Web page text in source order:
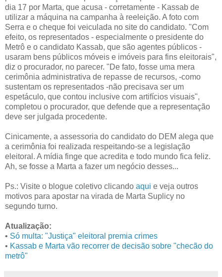
dia 17 por Marta, que acusa - corretamente - Kassab de
utilizar a máquina na campanha à reeleição. A foto com
Serra e o cheque foi veiculada no site do candidato. "Com
efeito, os representados - especialmente o presidente do
Metrô e o candidato Kassab, que são agentes públicos -
usaram bens públicos móveis e imóveis para fins eleitorais",
diz o procurador, no parecer. "De fato, fosse uma mera
cerimônia administrativa de repasse de recursos, -como
sustentam os representados -não precisava ser um
espetáculo, que contou inclusive com artifícios visuais",
completou o procurador, que defende que a representação
deve ser julgada procedente.
Cinicamente, a assessoria do candidato do DEM alega que
a cerimônia foi realizada respeitando-se a legislação
eleitoral. A mídia finge que acredita e todo mundo fica feliz.
Ah, se fosse a Marta a fazer um negócio desses...
Ps.: Visite o blogue coletivo clicando aqui e veja outros
motivos para apostar na virada de Marta Suplicy no
segundo turno.
Atualização:
• Só multa: "Justiça" eleitoral premia crimes
• Kassab e Marta vão recorrer de decisão sobre "checão do
metrô"